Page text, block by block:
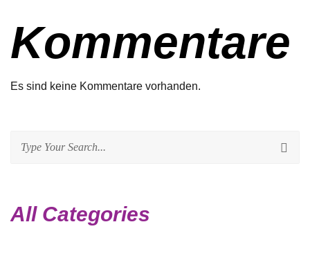
Kommentare
Es sind keine Kommentare vorhanden.
All Categories